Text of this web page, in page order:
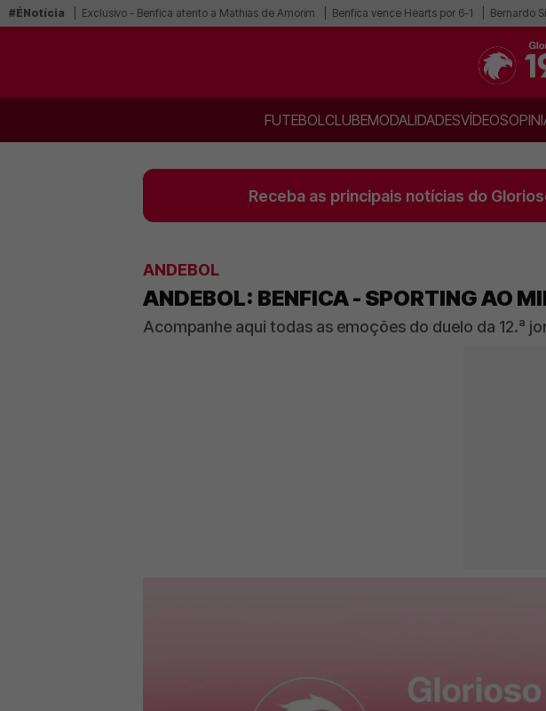
#ÉNotícia Exclusivo - Benfica atento a Mathias de Amorim Benfica vence Hearts por 6-1 Bernardo
FUTEBOLCLUBEMODALIDADESVÍDEOS
Receba as principais notícias do
ANDEBOL
ANDEBOL: BENFICA - SPORTING AO
Acompanhe aqui todas as emoções do duelo da 12.ª